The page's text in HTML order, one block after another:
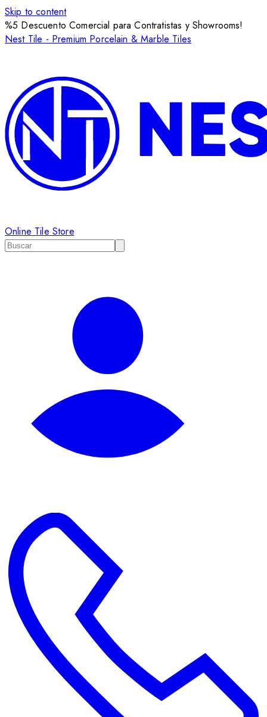
Skip to content
%5 Descuento Comercial para Contratistas y Showrooms!
Nest Tile - Premium Porcelain & Marble Tiles
Online Tile Store